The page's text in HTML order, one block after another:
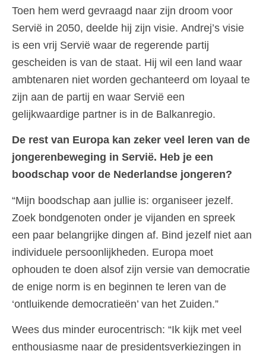
Toen hem werd gevraagd naar zijn droom voor
Servië in 2050, deelde hij zijn visie. Andrej’s visie
is een vrij Servië waar de regerende partij
gescheiden is van de staat. Hij wil een land waar
ambtenaren niet worden gechanteerd om loyaal te
zijn aan de partij en waar Servië een
gelijkwaardige partner is in de Balkanregio.
De rest van Europa kan zeker veel leren van de
jongerenbeweging in Servië. Heb je een
boodschap voor de Nederlandse jongeren?
“Mijn boodschap aan jullie is: organiseer jezelf.
Zoek bondgenoten onder je vijanden en spreek
een paar belangrijke dingen af. Bind jezelf niet aan
individuele persoonlijkheden. Europa moet
ophouden te doen alsof zijn versie van democratie
de enige norm is en beginnen te leren van de
‘ontluikende democratieën’ van het Zuiden.”
Wees dus minder eurocentrisch: “Ik kijk met veel
enthousiasme naar de presidentsverkiezingen in